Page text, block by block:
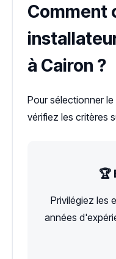
Comment
à Cairon ?
Pour sélectionner
vérifiez les critères
🏆
Privilégiez les
années